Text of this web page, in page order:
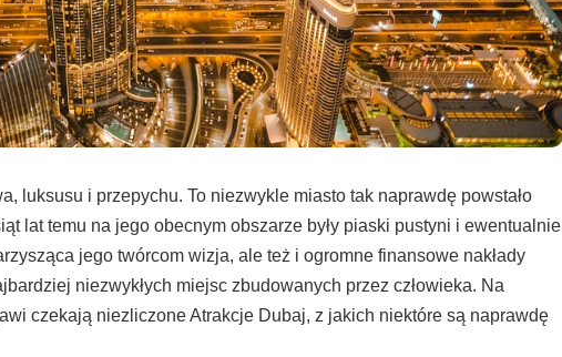
luksusu i przepychu. To niezwykle miasto tak naprawdę powstało
lat temu na jego obecnym obszarze były piaski pustyni i ewentualnie
jego twórcom wizja, ale też i ogromne finansowe nakłady
niezwykłych miejsc zbudowanych przez człowieka. Na
czekają niezliczone Atrakcje Dubaj, z jakich niektóre są naprawdę